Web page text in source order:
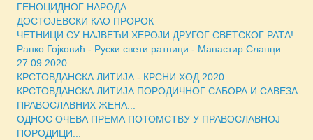
ГЕНОЦИДНОГ НАРОДА...
ДОСТОЈЕВСКИ КАО ПРОРОК
ЧЕТНИЦИ СУ НАЈВЕЋИ ХЕРОЈИ ДРУГОГ СВЕТСКОГ РАТА!...
Ранко Гојковић - Руски свети ратници - Манастир Сланци
27.09.2020...
КРСТОВДАНСКА ЛИТИЈА - КРСНИ ХОД 2020
КРСТОВДАНСКА ЛИТИЈА ПОРОДИЧНОГ САБОРА И САВЕЗА
ПРАВОСЛАВНИХ ЖЕНА...
ОДНОС ОЧЕВА ПРЕМА ПОТОМСТВУ У ПРАВОСЛАВНОЈ
ПОРОДИЦИ...